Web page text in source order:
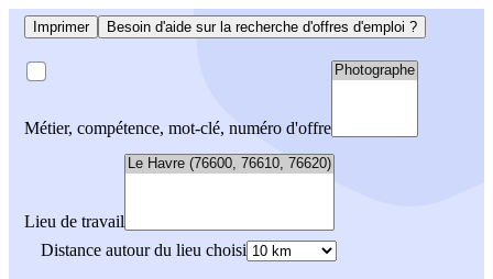
Imprimer Besoin d'aide sur la recherche d'offres d'emploi ?
Métier, compétence, mot-clé, numéro d'offre
Lieu de travail
Distance autour du lieu choisi